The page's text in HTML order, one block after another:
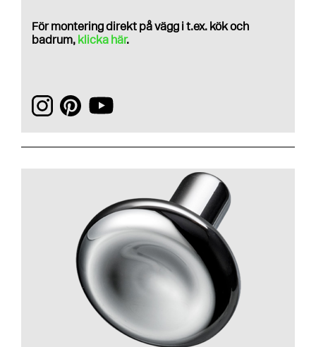
För montering direkt på vägg i t.ex. kök och
badrum, klicka här.